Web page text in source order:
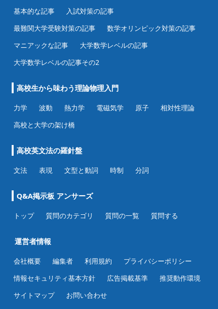
基本的な記事
入試対策の記事
最難関大学受験対策の記事
数学オリンピック対策の記事
マニアックな記事
大学数学レベルの記事
大学数学レベルの記事その2
高校生から味わう理論物理入門
力学 波動 熱力学 電磁気学 原子
相対性理論
高校と大学の架け橋
高校英文法の羅針盤
文法 表現 文型と動詞 時制 分詞
Q&A掲示板 アンサーズ
トップ 質問のカテゴリ 質問の一覧 質問する
運営者情報
会社概要 編集者 利用規約
プライバシーポリシー
情報セキュリティ基本方針
広告掲載基準
推奨動作環境
サイトマップ
お問い合わせ